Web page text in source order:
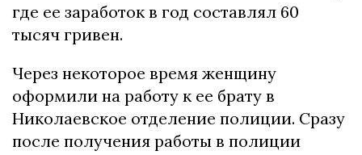
где ее заработок в год составлял 60
тысяч гривен.
Через некоторое время женщину
оформили на работу к ее брату в
Николаевское отделение полиции. Сразу
после получения работы в полиции